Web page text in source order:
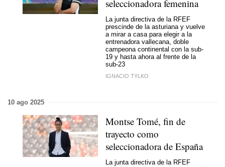
seleccionadora femenina
La junta directiva de la RFEF
prescinde de la asturiana y vuelve
a mirar a casa para elegir a la
entrenadora vallecana, doble
campeona continental con la sub-
19 y hasta ahora al frente de la
sub-23
IGNACIO TYLKO
10 ago 2025
Montse Tomé, fin de
trayecto como
seleccionadora de España
La junta directiva de la RFEF